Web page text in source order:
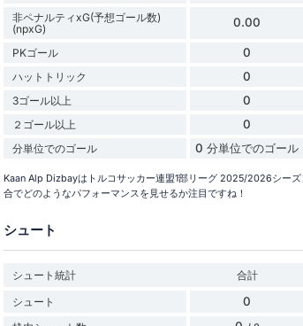
非ペナルティxG(予想ゴール数)
(npxG)
0.00
PKゴール 0
ハットトリック 0
3ゴール以上 0
２ゴール以上 0
分単位でのゴール 0 分単位でのゴール
Kaan Alp Dizbayはトルコサッカー連盟1部リーグ 2025/2026シー
合でどのようなパフォーマンスを見せるか注目ですね！
シュート
シュート統計 合計
シュート
0